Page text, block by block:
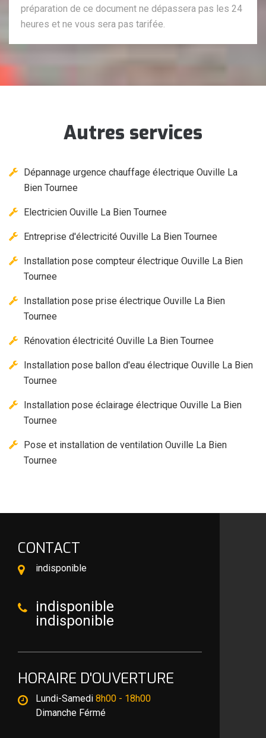
préparation de ce document ne dépassera pas les 24
heures et ne vous sera pas tarifée.
Autres services
Dépannage urgence chauffage électrique Ouville La
Bien Tournee
Electricien Ouville La Bien Tournee
Entreprise d'électricité Ouville La Bien Tournee
Installation pose compteur électrique Ouville La Bien
Tournee
Installation pose prise électrique Ouville La Bien
Tournee
Rénovation électricité Ouville La Bien Tournee
Installation pose ballon d'eau électrique Ouville La Bien
Tournee
Installation pose éclairage électrique Ouville La Bien
Tournee
Pose et installation de ventilation Ouville La Bien
Tournee
CONTACT
indisponible
indisponible
indisponible
HORAIRE D'OUVERTURE
Lundi-Samedi 8h00 - 18h00
Dimanche Férmé